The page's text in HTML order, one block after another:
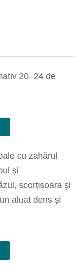
20–24 de
cu zahărul
și
scorțișoara și
aluat dens și